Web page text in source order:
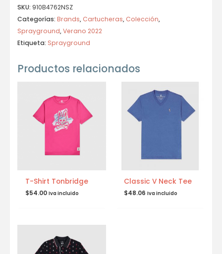
SKU: 910B4762NSZ
Categorías: Brands, Cartucheras, Colección,
Sprayground,Verano 2022
Etiqueta: Sprayground
Productos relacionados
T-Shirt Tonbridge
$54.00 Iva incluido
Classic V Neck Tee
$48.06 Iva incluido